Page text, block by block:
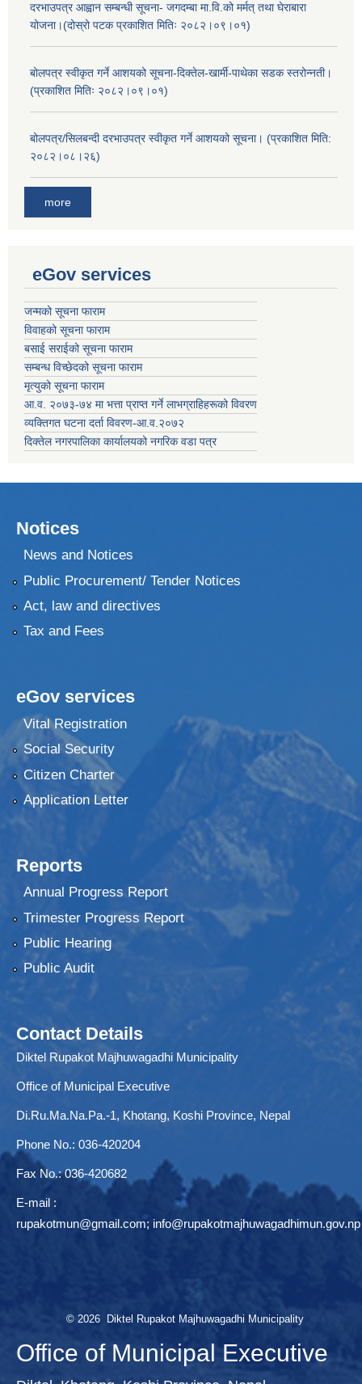
दरभाउपत्र आह्वान सम्बन्धी सूचना- जगदम्बा मा.वि.को मर्मत् तथा घेराबारा
योजना।(दोस्रो पटक प्रकाशित मितिः २०८२।०९।०१)
बोलपत्र स्वीकृत गर्ने आशयको सूचना-दिक्तेल-खार्मी-पाथेका सडक स्तरोन्नती।
(प्रकाशित मितिः २०८२।०९।०१)
बोलपत्र/सिलबन्दी दरभाउपत्र स्वीकृत गर्ने आशयको सूचना। (प्रकाशित मिति:
२०८२।०८।२६)
more
eGov services
जन्मको सूचना फाराम
विवाहको सूचना फाराम
बसाई सराईको सूचना फाराम
सम्बन्ध विच्छेदको सूचना फाराम
मृत्युको सूचना फाराम
आ.व. २०७३-७४ मा भत्ता प्राप्त गर्ने लाभग्राहिहरूको विवरण
व्यक्तिगत घटना दर्ता विवरण-आ.व.२०७२
दिक्तेल नगरपालिका कार्यालयको नगरिक वडा पत्र
Notices
News and Notices
Public Procurement/ Tender Notices
Act, law and directives
Tax and Fees
eGov services
Vital Registration
Social Security
Citizen Charter
Application Letter
Reports
Annual Progress Report
Trimester Progress Report
Public Hearing
Public Audit
Contact Details
Diktel Rupakot Majhuwagadhi Municipality
Office of Municipal Executive
Di.Ru.Ma.Na.Pa.-1, Khotang, Koshi Province, Nepal
Phone No.: 036-420204
Fax No.: 036-420682
E-mail :
rupakotmun@gmail.com; info@rupakotmajhuwagadhimun.gov.np
© 2026 Diktel Rupakot Majhuwagadhi Municipality
Office of Municipal Executive